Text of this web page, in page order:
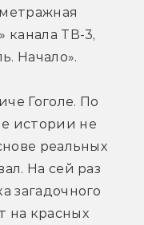
канала ТВ-3,
Начало».
Гоголе. По
истории не
реальных
На сей раз
загадочного
на красных